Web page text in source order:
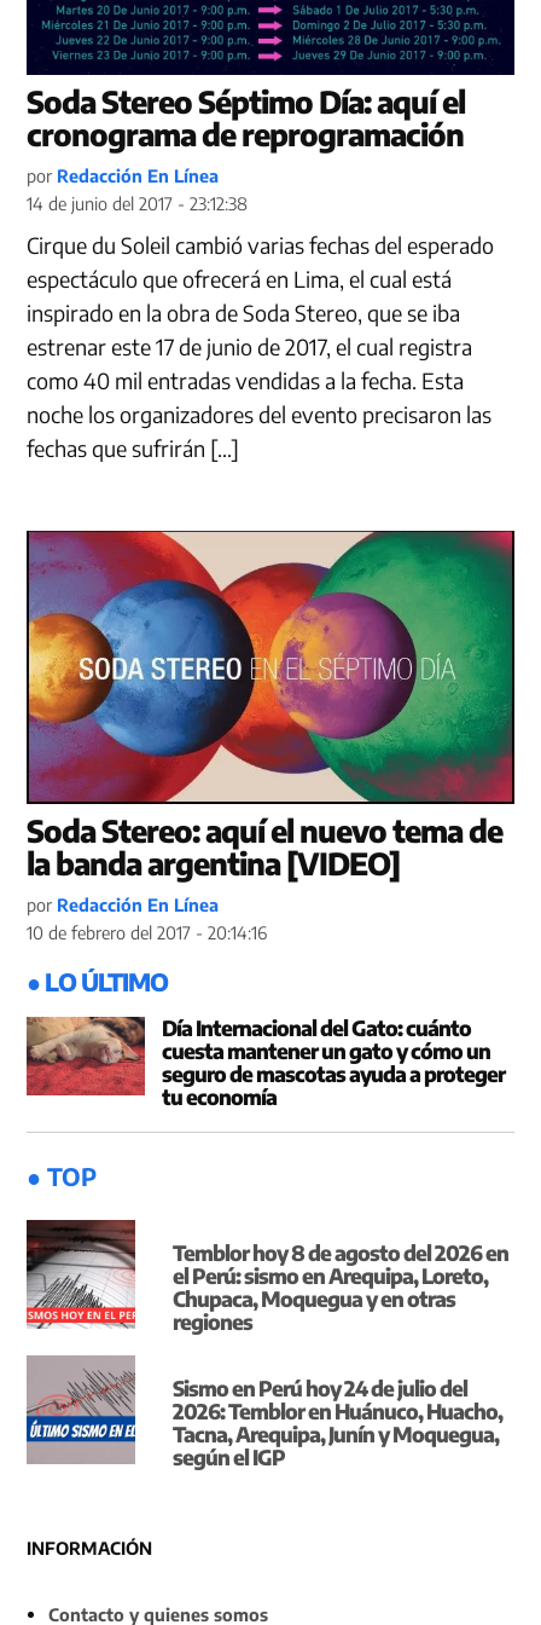
Soda Stereo Séptimo Día: aquí el
cronograma de reprogramación
por Redacción En Línea
14 de junio del 2017 - 23:12:38
Cirque du Soleil cambió varias fechas del esperado
espectáculo que ofrecerá en Lima, el cual está
inspirado en la obra de Soda Stereo, que se iba
estrenar este 17 de junio de 2017, el cual registra
como 40 mil entradas vendidas a la fecha. Esta
noche los organizadores del evento precisaron las
fechas que sufrirán […]
Soda Stereo: aquí el nuevo tema de
la banda argentina [VIDEO]
por Redacción En Línea
10 de febrero del 2017 - 20:14:16
● LO ÚLTIMO
Día Internacional del Gato: cuánto
cuesta mantener un gato y cómo un
seguro de mascotas ayuda a proteger
tu economía
● TOP
Temblor hoy 8 de agosto del 2026 en
el Perú: sismo en Arequipa, Loreto,
Chupaca, Moquegua y en otras
regiones
Sismo en Perú hoy 24 de julio del
2026: Temblor en Huánuco, Huacho,
Tacna, Arequipa, Junín y Moquegua,
según el IGP
INFORMACIÓN
Contacto y quienes somos